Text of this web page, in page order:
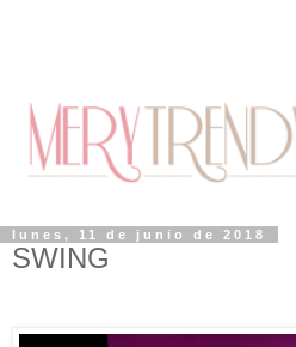
lunes, 11 de junio de 2018
SWING